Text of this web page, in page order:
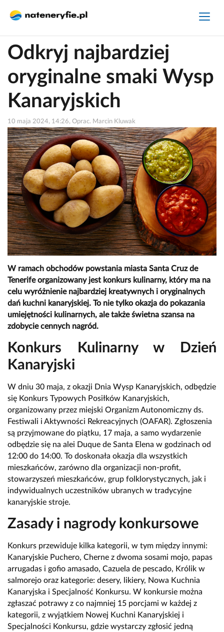
Odkryj najbardziej
oryginalne smaki Wysp
Kanaryjskich
10 maja 2024, 14:26, Oprac. Marcin Kluwak
W ramach obchodów powstania miasta Santa Cruz de
Tenerife organizowany jest konkurs kulinarny, który ma na
celu wyróżnienie najbardziej kreatywnych i oryginalnych
dań kuchni kanaryjskiej. To nie tylko okazja do pokazania
umiejętności kulinarnych, ale także świetna szansa na
zdobycie cennych nagród.
Konkurs Kulinarny w Dzień
Kanaryjski
W dniu 30 maja, z okazji Dnia Wysp Kanaryjskich, odbędzie
się Konkurs Typowych Posiłków Kanaryjskich,
organizowany przez miejski Organizm Autonomiczny ds.
Festiwali i Aktywności Rekreacyjnych (OAFAR). Zgłoszenia
są przyjmowane do piątku, 17 maja, a samo wydarzenie
odbędzie się na alei Duque de Santa Elena w godzinach od
12:00 do 14:00. To doskonała okazja dla wszystkich
mieszkańców, zarówno dla organizacji non-profit,
stowarzyszeń mieszkańców, grup folklorystycznych, jak i
indywidualnych uczestników ubranych w tradycyjne
kanaryjskie stroje.
Zasady i nagrody konkursowe
Konkurs przewiduje kilka kategorii, w tym między innymi:
Kanaryjskie Puchero, Cherne z dwoma sosami mojo, papas
arrugadas i gofio amasado, Cazuela de pescado, Królik w
salmorejo oraz kategorie: desery, likiery, Nowa Kuchnia
Kanaryjska i Specjalność Konkursu. W konkursie można
zgłaszać potrawy z co najmniej 15 porcjami w każdej z
kategorii, z wyjątkiem Nowej Kuchni Kanaryjskiej i
Specjalności Konkursu, gdzie wystarczy zgłosić jedną